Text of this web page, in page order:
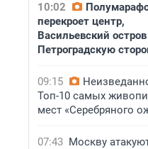
10:02
перекроет центр,
Васильевский
Петроградскую
09:15
Топ-10 самых
мест «Серебряного
07:43 Москву